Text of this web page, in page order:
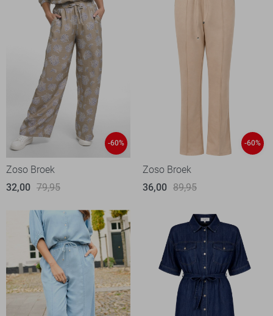
-60%
Zoso Broek
32,00 79,95
-60%
Zoso Broek
36,00 89,95